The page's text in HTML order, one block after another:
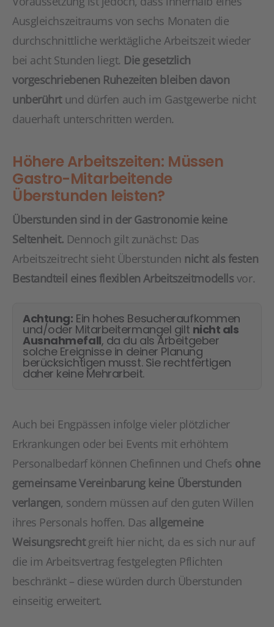
Ausgleichszeitraums von sechs Monaten die
durchschnittliche werktägliche Arbeitszeit wieder
bei acht Stunden liegt. Die gesetzlich
vorgeschriebenen Ruhezeiten bleiben davon
unberührtund dürfen auch im Gastgewerbe nicht
dauerhaft unterschritten werden.
Höhere Arbeitszeiten: Müssen
Gastro-Mitarbeitende
Überstunden leisten?
Überstunden sind in der Gastronomie keine
Seltenheit. Dennoch gilt zunächst: Das
Arbeitszeitrecht sieht Überstunden nicht als festen
Bestandteil eines flexiblen Arbeitszeitmodells vor.
Achtung: Ein hohes Besucheraufkommen
und/oder Mitarbeitermangel gilt nicht als
Ausnahmefall, da du als Arbeitgeber
solche Ereignisse in deiner Planung
berücksichtigen musst. Sie rechtfertigen
daher keine Mehrarbeit.
Auch bei Engpässen infolge vieler plötzlicher
Erkrankungen oder bei Events mit erhöhtem
Personalbedarf können Chefinnen und Chefs ohne
gemeinsame Vereinbarung keine Überstunden
verlangen, sondern müssen auf den guten Willen
ihres Personals hoffen. Das allgemeine
Weisungsrechtgreift hier nicht, da es sich nur auf
die im Arbeitsvertrag festgelegten Pflichten
beschränkt – diese würden durch Überstunden
einseitig erweitert.